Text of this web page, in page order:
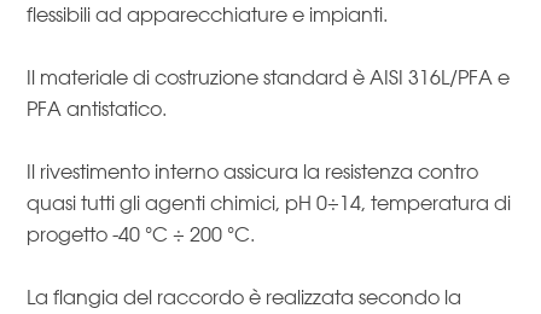
flessibili ad apparecchiature e impianti.
Il materiale di costruzione standard è AISI 316L/PFA e
PFA antistatico.
Il rivestimento interno assicura la resistenza contro
quasi tutti gli agenti chimici, pH 0÷14, temperatura di
progetto -40 °C ÷ 200 °C.
La flangia del raccordo è realizzata secondo la